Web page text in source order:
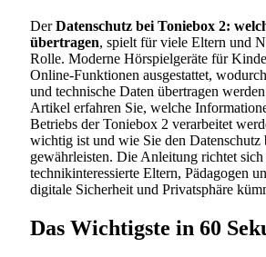
DerDatenschutz bei Toniebox 2:
übertragen, spielt für viele Eltern und
Rolle. Moderne Hörspielgeräte für
Online-Funktionen ausgestattet,
und technische Daten übertragen
Artikel erfahren Sie, welche
Betriebs der Toniebox 2 verarbeitet
wichtig ist und wie Sie den Datenschutz
gewährleisten. Die Anleitung richtet sich
technikinteressierte Eltern, Pädagogen
digitale Sicherheit und Privatsphäre
Das Wichtigste in 60